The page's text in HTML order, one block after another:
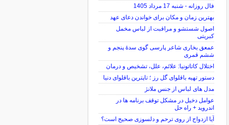
فال روزانه - شنبه 17 مرداد 1405
بهترین زمان و مکان برای خواندن دعای عهد
اصول شستشو و مراقبت از لباس مخمل
کبریتی
عمعق بخاری شاعر پارسی گوی سدهٔ پنجم و
ششم قمری
اختلال کاتاتونیا: علائم، علل، تشخیص و درمان
دستور تهیه باقلوای گل رز ؛ تاپترین باقلوای دنیا
مدل های لباس از جنس ملانژ
عوامل دخیل در مشکل توقف برنامه ها در
اندروید + راه حل
آیا ازدواج از روی ترحم و دلسوزی صحیح است؟